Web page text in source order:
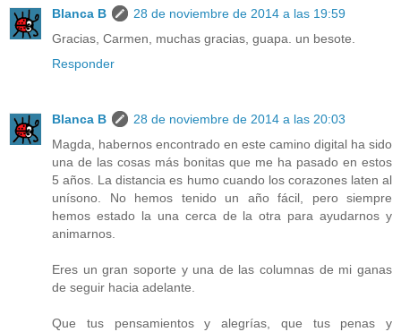
Blanca B
28 de noviembre de 2014 a las 19:59
Gracias, Carmen, muchas gracias, guapa. un besote.
Responder
Blanca B
28 de noviembre de 2014 a las 20:03
Magda, habernos encontrado en este camino digital ha sido
una de las cosas más bonitas que me ha pasado en estos
5 años. La distancia es humo cuando los corazones laten al
unísono. No hemos tenido un año fácil, pero siempre
hemos estado la una cerca de la otra para ayudarnos y
animarnos.
Eres un gran soporte y una de las columnas de mi ganas
de seguir hacia adelante.
Que tus pensamientos y alegrías, que tus penas y